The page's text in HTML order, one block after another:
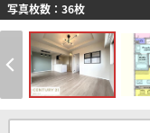
写真枚数：36枚